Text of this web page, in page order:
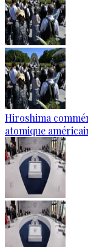
Hiroshima
atomique